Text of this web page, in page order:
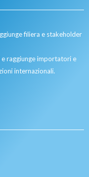
filiera e stakeholder
e raggiunge importatori e
internazionali.